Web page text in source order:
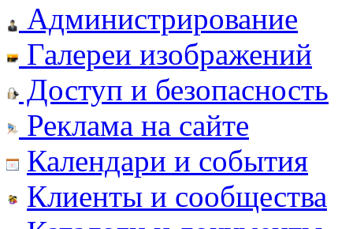
Администрирование
Галереи изображений
Доступ и безопасность
Реклама на сайте
Календари и события
Клиенты и сообщества